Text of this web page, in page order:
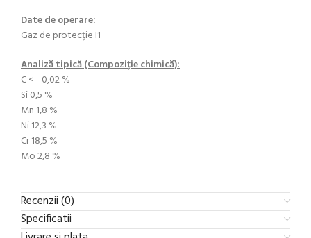
Date de operare:
Gaz de protecție I1
Analiză tipică (Compoziție chimică):
C <= 0,02 %
Si 0,5 %
Mn 1,8 %
Ni 12,3 %
Cr 18,5 %
Mo 2,8 %
Recenzii (0)
Specificatii